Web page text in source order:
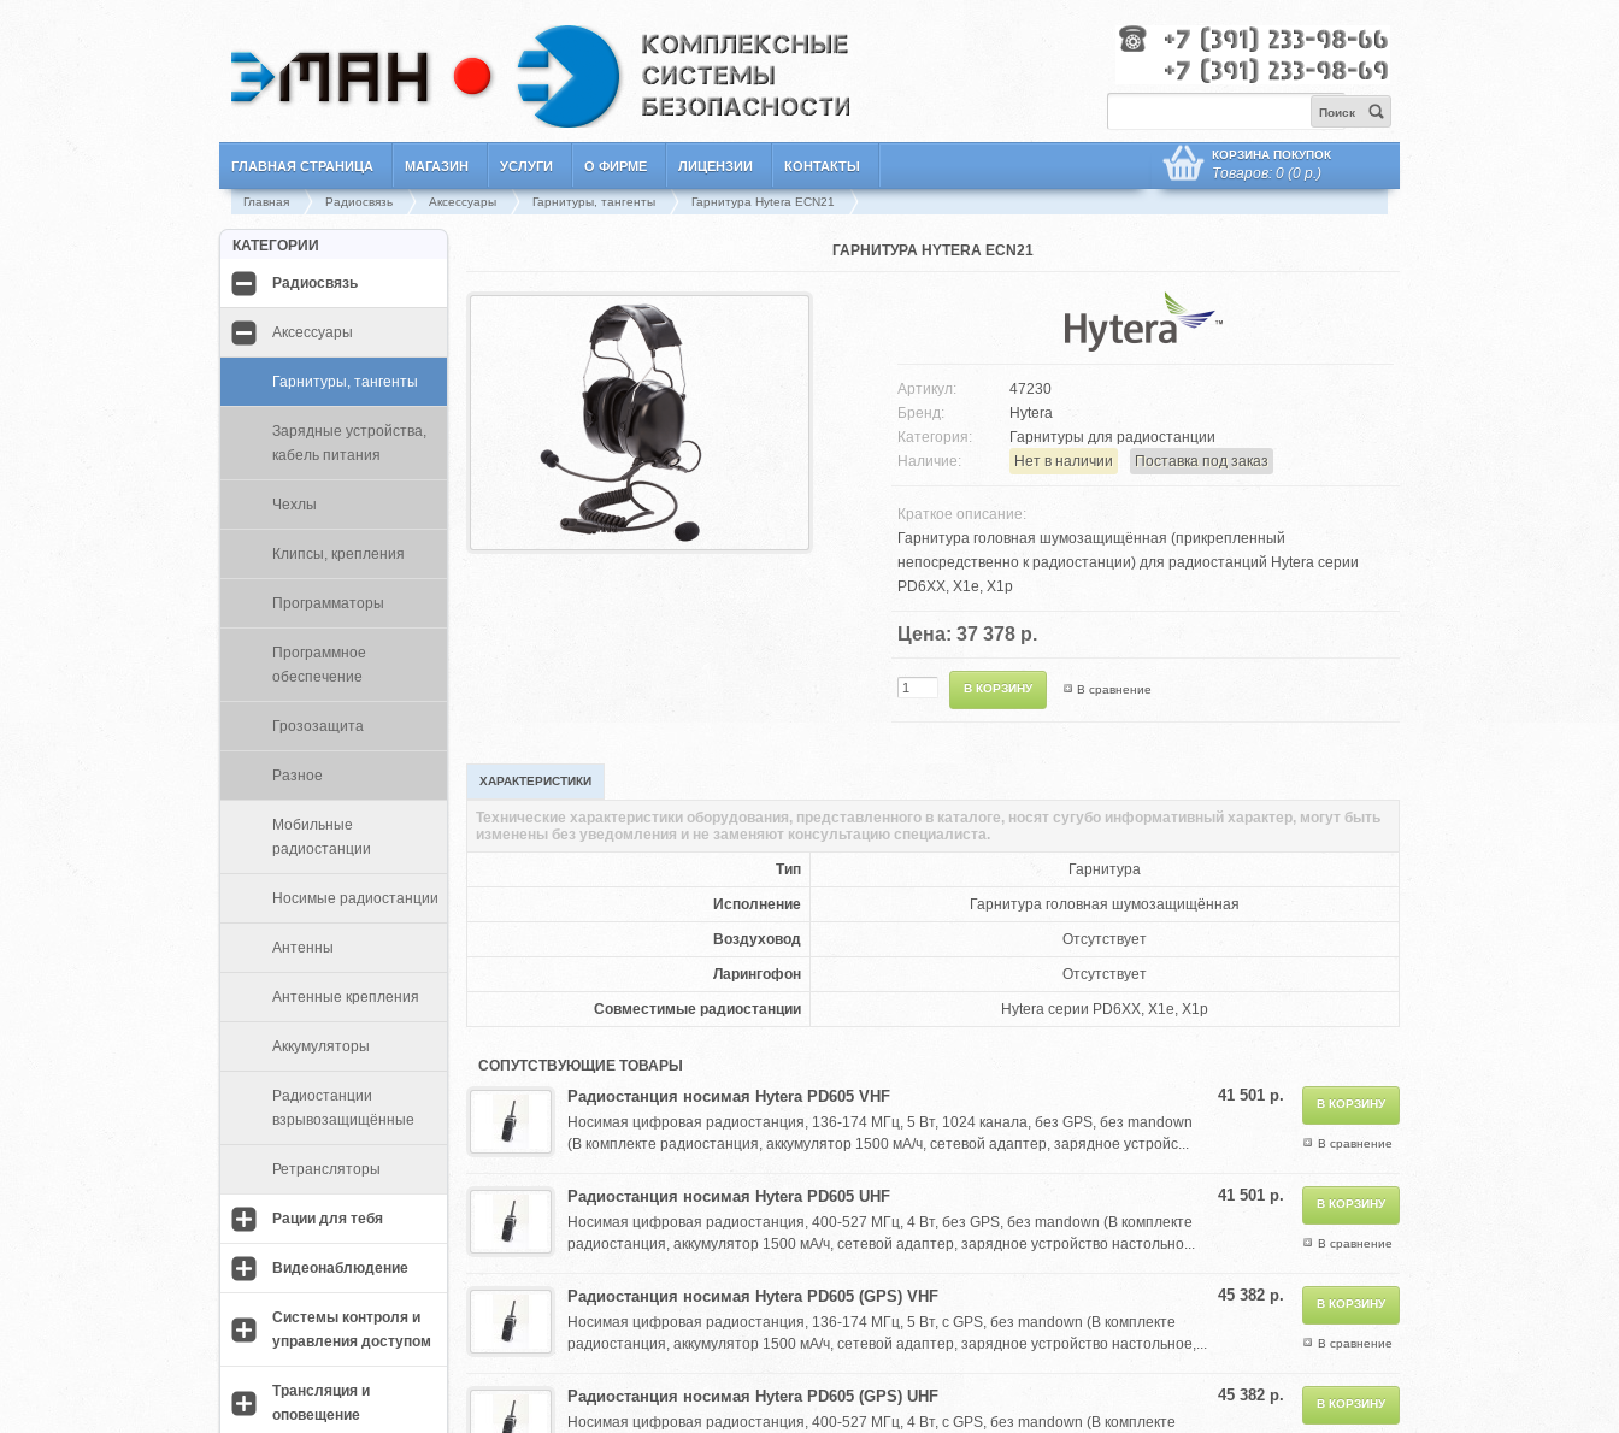
Поиск
ГЛАВНАЯ СТРАНИЦА МАГАЗИН УСЛУГИ О ФИРМЕ ЛИЦЕНЗИИ КОНТАКТЫ
КОРЗИНА ПОКУПОК
Товаров: 0 (0 р.)
Главная Радиосвязь Аксессуары Гарнитуры, тангенты Гарнитура Hytera ECN21
КАТЕГОРИИ
Радиосвязь
Аксессуары
Гарнитуры, тангенты
Зарядные устройства,
кабель питания
Чехлы
Клипсы, крепления
Программаторы
Программное
обеспечение
Грозозащита
Разное
Мобильные
радиостанции
Носимые радиостанции
Антенны
Антенные крепления
Аккумуляторы
Радиостанции
взрывозащищённые
Ретрансляторы
Рации для тебя
Видеонаблюдение
Системы контроля и
управления доступом
Трансляция и
оповещение
ГАРНИТУРА HYTERA ECN21
Артикул:
47230
Бренд:
Hytera
Категория:
Гарнитуры для радиостанции
Наличие:
Нет в наличии Поставка под заказ
Краткое описание:
Гарнитура головная шумозащищённая (прикрепленный
непосредственно к радиостанции) для радиостанций Hytera серии
PD6XX, X1e, X1p
Цена: 37 378 р.
В сравнение
ХАРАКТЕРИСТИКИ
Тип Гарнитура
Исполнение Гарнитура головная шумозащищённая
Воздуховод Отсутствует
Ларингофон Отсутствует
Совместимые радиостанции Hytera серии PD6XX, X1e, X1p
Технические характеристики оборудования, представленного в каталоге, носят сугубо информативный характер, могут быть
изменены без уведомления и не заменяют консультацию специалиста.
СОПУТСТВУЮЩИЕ ТОВАРЫ
В сравнение
41 501 р.
Радиостанция носимая Hytera PD605 VHF
Носимая цифровая радиостанция, 136-174 МГц, 5 Вт, 1024 канала, без GPS, без mandown
(В комплекте радиостанция, аккумулятор 1500 мА/ч, сетевой адаптер, зарядное устройс...
В сравнение
41 501 р.
Радиостанция носимая Hytera PD605 UHF
Носимая цифровая радиостанция, 400-527 МГц, 4 Вт, без GPS, без mandown (В комплекте
радиостанция, аккумулятор 1500 мА/ч, сетевой адаптер, зарядное устройство настольно...
В сравнение
45 382 р.
Радиостанция носимая Hytera PD605 (GPS) VHF
Носимая цифровая радиостанция, 136-174 МГц, 5 Вт, с GPS, без mandown (В комплекте
радиостанция, аккумулятор 1500 мА/ч, сетевой адаптер, зарядное устройство настольное,...
45 382 р.
Радиостанция носимая Hytera PD605 (GPS) UHF
Носимая цифровая радиостанция, 400-527 МГц, 4 Вт, с GPS, без mandown (В комплекте